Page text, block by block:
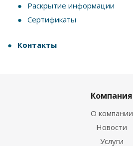
Раскрытие информации
Сертификаты
Контакты
Компания
О компании
Новости
Услуги